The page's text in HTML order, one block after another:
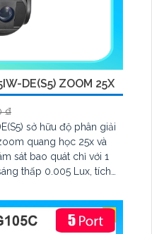
DE(S5) ZOOM 25X
₫
sở hữu độ phân giải
quang học 25x và
sát bao quát chỉ với 1
điều kiện ánh sáng yếu